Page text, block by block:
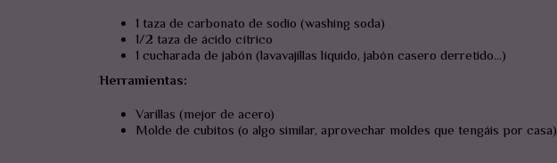
1 taza de carbonato de sodio (washing soda)
1/2 taza de ácido cítrico
1 cucharada de jabón (lavavajillas líquido, jabón casero derretido…)
Herramientas:
Varillas (mejor de acero)
Molde de cubitos (o algo similar, aprovechar moldes que tengáis por casa)